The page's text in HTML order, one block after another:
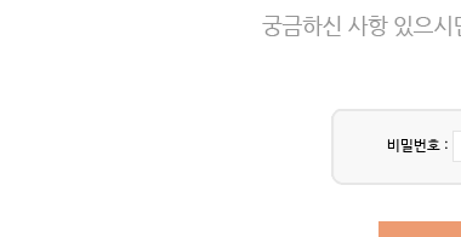
비밀번호 :